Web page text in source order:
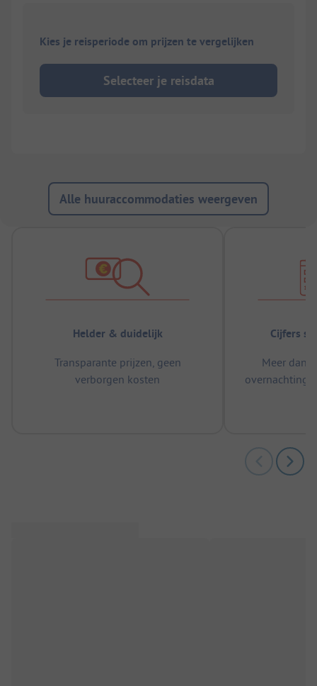
Kies je reisperiode om prijzen te vergelijken
Selecteer je reisdata
Alle huuraccommodaties weergeven
Helder & duidelijk
Transparante prijzen, geen
verborgen kosten
Cijfers
Meer dan